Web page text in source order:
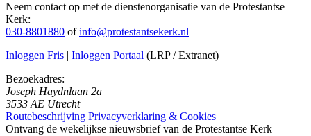
Neem contact op met de dienstenorganisatie van de Protestantse
Kerk:
030-8801880 ofinfo@protestantsekerk.nl
Inloggen Fris | Inloggen Portaal (LRP / Extranet)
Bezoekadres:
Joseph Haydnlaan 2a
3533 AE Utrecht
Routebeschrijving Privacyverklaring & Cookies
Ontvang de wekelijkse nieuwsbrief van de Protestantse Kerk